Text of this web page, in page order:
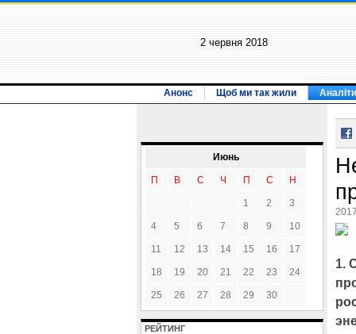
2 червня 2018
Анонс Щоб ми так жили
Июнь
П В С Ч П С Н
1 2 3
4 5 6 7 8 9 10
11 12 13 14 15 16 17
18 19 20 21 22 23 24
25 26 27 28 29 30
РЕЙТИНГ
1.